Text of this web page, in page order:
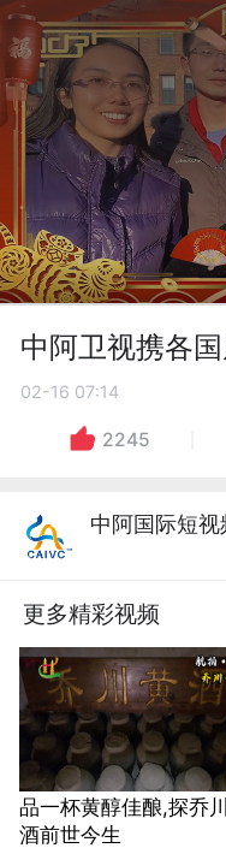
中阿卫视携各
02-16 07:14
2245
中阿国际短视
更多精彩视频
品一杯黄醇佳酿,探乔
酒前世今生